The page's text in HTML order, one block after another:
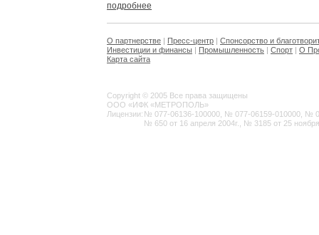
подробнее
О партнерстве | Пресс-центр | Спонсорство и
Инвестиции и финансы | Промышленность | Спорт | О
Карта сайта
Copyright © 2005 Все права защищены
ООО «ИФК «МЕТРОПОЛЬ»
Лицензии: № 077-06136-100000, № 077-06159-010000, №
№ 650 от 16 апреля 2004г., № 3185 от 25